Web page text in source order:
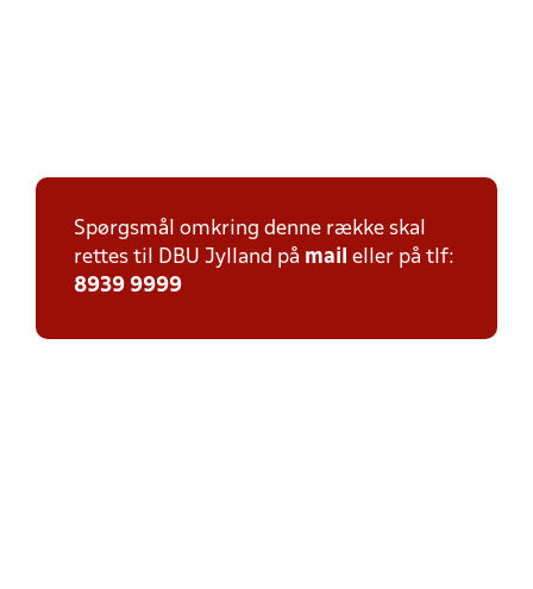
Spørgsmål omkring denne række skal
rettes til DBU Jylland på mail eller på tlf:
8939 9999